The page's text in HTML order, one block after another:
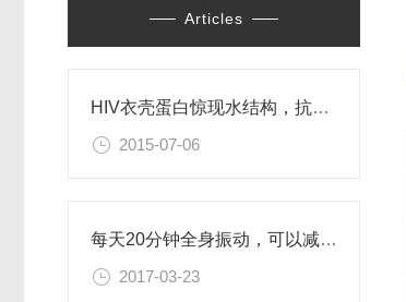
Articles
HIV衣壳蛋白惊现水结构，抗艾药物新思路
2015-07-06
每天20分钟全身振动，可以减肥、对抗糖尿病
2017-03-23